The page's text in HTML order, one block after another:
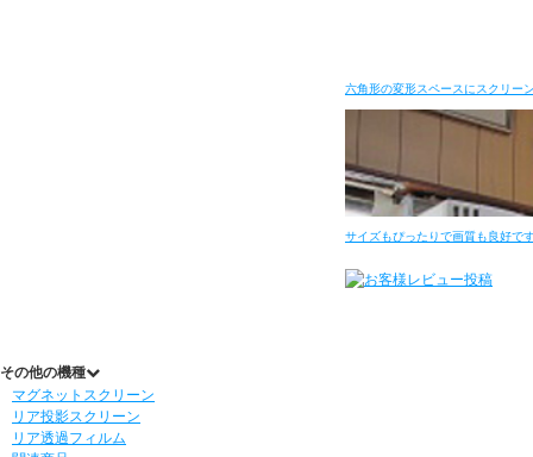
六角形の変形スペースにスクリー
サイズもぴったりで画質も良好で
その他の機種
マグネットスクリーン
リア投影スクリーン
リア透過フィルム